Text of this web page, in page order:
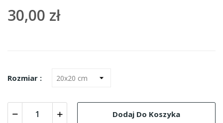
30,00 zł
Rozmiar :
Dodaj Do Koszyka